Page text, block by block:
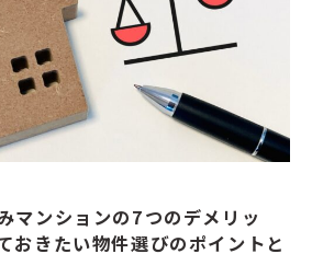
マンションの7つのデメリッ
おきたい物件選びのポイントと